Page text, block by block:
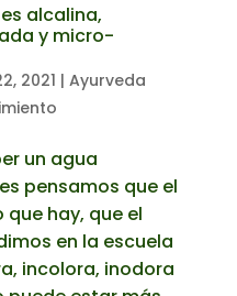
alcalina,
y micro-
2021 | Ayurveda
un agua
pensamos que el
hay, que el
en la escuela
incolora, inodora